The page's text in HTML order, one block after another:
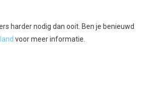
harder nodig dan ooit. Ben je benieuwd
voor meer informatie.